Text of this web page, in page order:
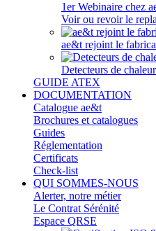
1er Webinaire chez
Voir ou revoir le
ae&t rejoint le
Detecteurs de
GUIDE ATEX
DOCUMENTATION
Catalogue ae&t
Brochures et catalogues
Guides
Réglementation
Certificats
Check-list
QUI SOMMES-NOUS
Alerter, notre métier
Le Contrat Sérénité
Espace QRSE